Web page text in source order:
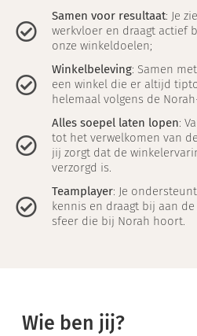
Samen voor resultaat: Je
werkvloer en draagt actief
onze winkeldoelen;
Winkelbeleving: Samen
een winkel die er altijd
helemaal volgens de
Alles soepel laten lopen:
tot het verwelkomen van
jij zorgt dat de
verzorgd is.
Teamplayer: Je
kennis en draagt bij aan
sfeer die bij Norah hoort.
Wie ben jij?